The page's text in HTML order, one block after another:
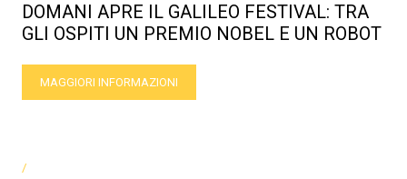
DOMANI APRE IL GALILEO FESTIVAL: TRA
GLI OSPITI UN PREMIO NOBEL E UN ROBOT
MAGGIORI INFORMAZIONI
/